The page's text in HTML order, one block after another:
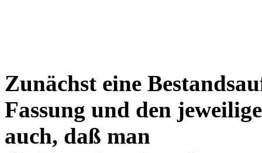
Zunächst eine
Fassung und den
auch, daß man